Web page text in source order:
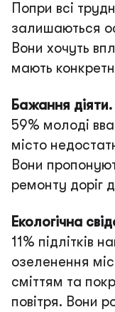
Попри всі
залишаються
Вони хочуть
мають
Бажання діяти.
59% молоді
місто
Вони
ремонту доріг
Екологічна
11% підлітків
озеленення
сміттям та
повітря. Вони